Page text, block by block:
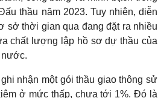
thầu năm 2023. Tuy nhiên, diễn
sở thời gian qua đang đặt ra nhiều
chất lượng lập hồ sơ dự thầu của
nước.
nhận một gói thầu giao thông sử
ở mức thấp, chưa tới 1%. Đó là